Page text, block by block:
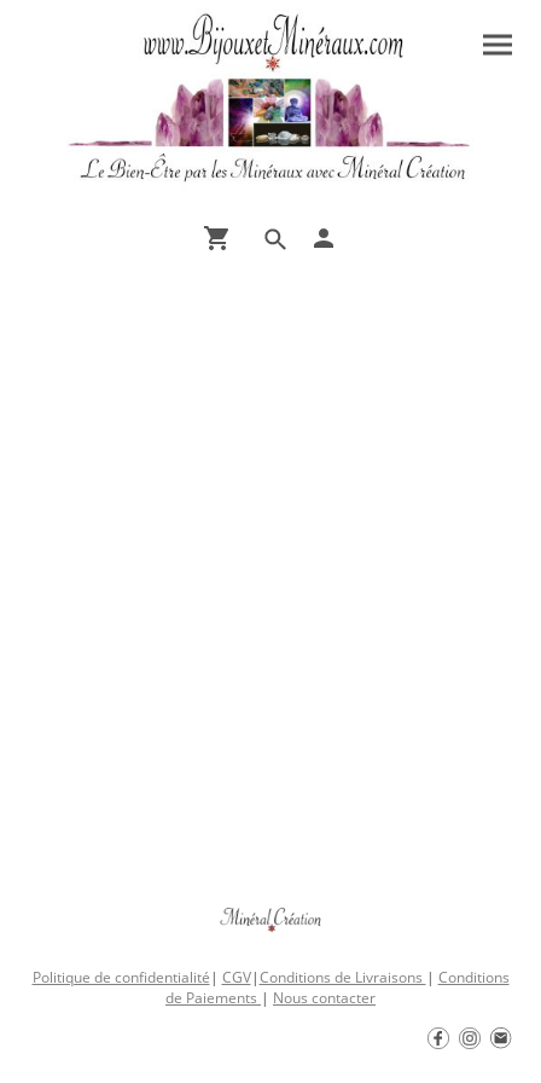
Politique de confidentialité | CGV|Conditions de Livraisons | Conditions
de Paiements | Nous contacter